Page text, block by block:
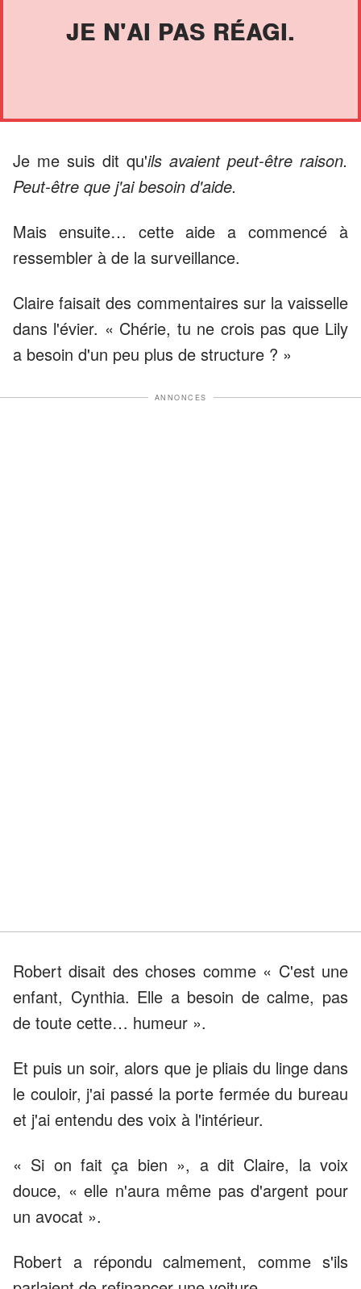
JE N'AI PAS RÉAGI.
Je me suis dit qu'ils avaient peut-être raison.
Peut-être que j'ai besoin d'aide.
Mais ensuite… cette aide a commencé à
ressembler à de la surveillance.
Claire faisait des commentaires sur la vaisselle
dans l'évier. « Chérie, tu ne crois pas que Lily
a besoin d'un peu plus de structure ? »
ANNONCES
Robert disait des choses comme « C'est une
enfant, Cynthia. Elle a besoin de calme, pas
de toute cette… humeur ».
Et puis un soir, alors que je pliais du linge dans
le couloir, j'ai passé la porte fermée du bureau
et j'ai entendu des voix à l'intérieur.
« Si on fait ça bien », a dit Claire, la voix
douce, « elle n'aura même pas d'argent pour
un avocat ».
Robert a répondu calmement, comme s'ils